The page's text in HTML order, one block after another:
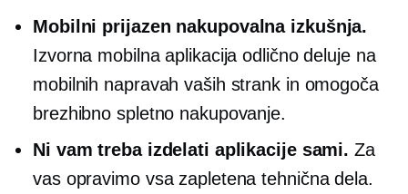
Mobilni prijazen nakupovalna izkušnja.
Izvorna mobilna aplikacija odlično deluje na
mobilnih napravah vaših strank in omogoča
brezhibno spletno nakupovanje.
Ni vam treba izdelati aplikacije sami. Za
vas opravimo vsa zapletena tehnična dela.